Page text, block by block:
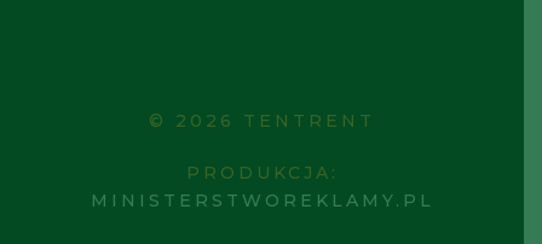
© 2026 TENTRENT
PRODUKCJA:
MINISTERSTWOREKLAMY.PL